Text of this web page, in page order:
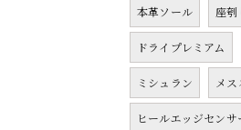
本革ソール 座刳
ドライプレミアム
ミシュラン メ
ヒールエッジセンサ